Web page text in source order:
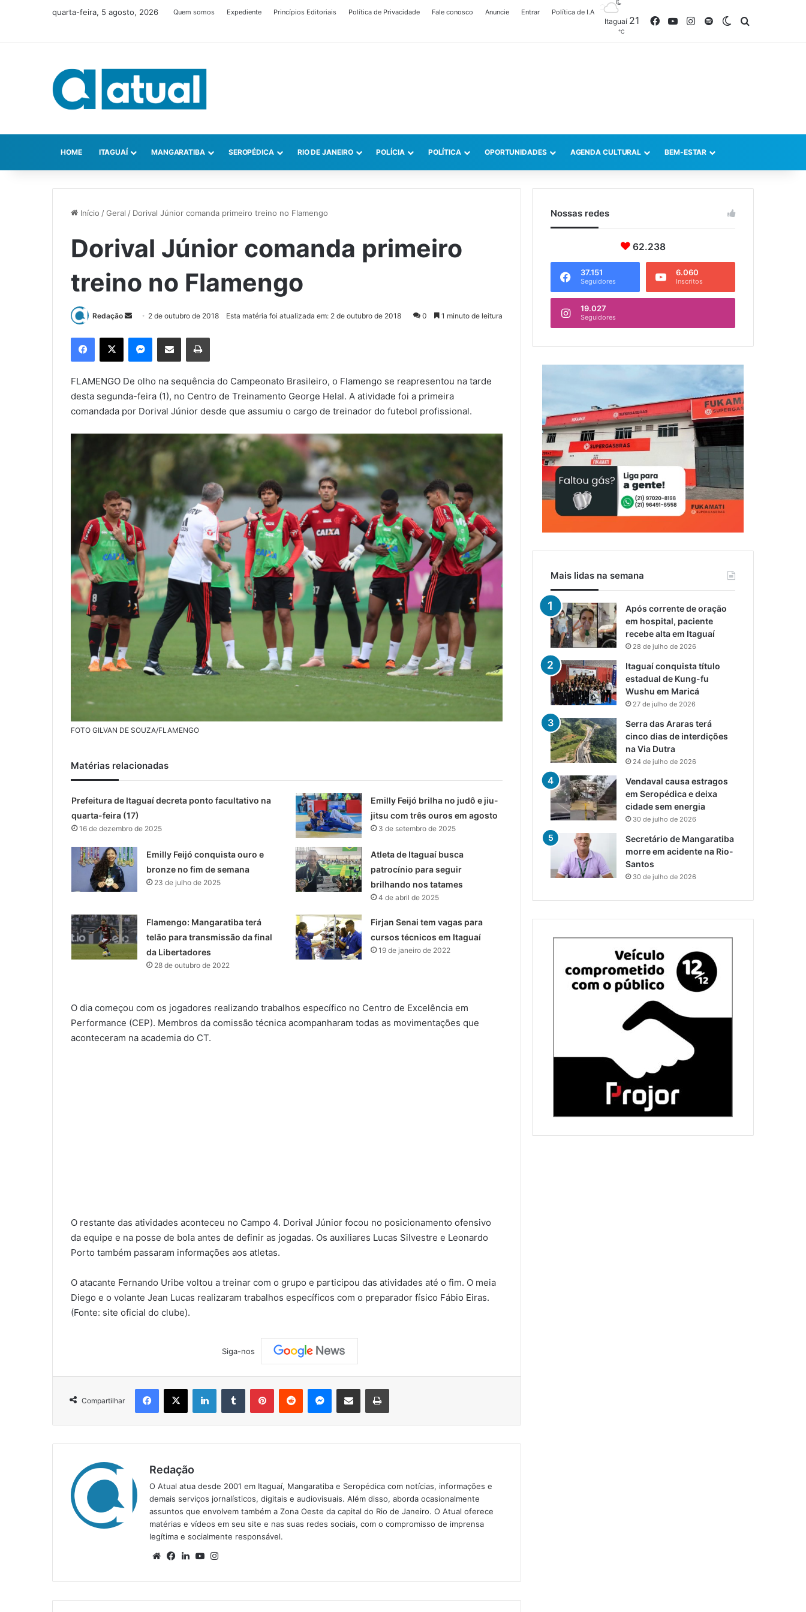
quarta-feira, 5 agosto, 2026 Quem somos Expediente Princípios Editoriais Política de Privacidade Fale conosco Anuncie Entrar Política de I.A
Itaguaí 21
℃
FacebookYouTubeInstagram
SpotifySwitch skin
HOME ITAGUAÍ MANGARATIBA SEROPÉDICA RIO DE JANEIRO POLÍCIA POLÍTICA OPORTUNIDADES AGENDA CULTURAL BEM-ESTAR
Início /Geral / Dorival Júnior comanda primeiro treino no Flamengo
Dorival Júnior comanda primeiro
treino no Flamengo
Redação
u
m
e
2 de outubro de 2018 Esta matéria foi atualizada em: 2 de outubro de 2018 0 1 minuto de leitura
FLAMENGO De olho na sequência do Campeonato Brasileiro, o Flamengo se reapresentou na tarde
desta segunda-feira (1), no Centro de Treinamento George Helal. A atividade foi a primeira
comandada por Dorival Júnior desde que assumiu o cargo de treinador do futebol profissional.
FOTO GILVAN DE SOUZA/FLAMENGO
Matérias relacionadas
Prefeitura de Itaguaí decreta ponto facultativo na
quarta-feira (17)
16 de dezembro de 2025
Emilly Feijó brilha no judô e jiu-
jitsu com três ouros em agosto
3 de setembro de 2025
Emilly Feijó conquista ouro e
bronze no fim de semana
23 de julho de 2025
Atleta de Itaguaí busca
patrocínio para seguir
brilhando nos tatames
4 de abril de 2025
Flamengo: Mangaratiba terá
telão para transmissão da final
da Libertadores
28 de outubro de 2022
Firjan Senai tem vagas para
cursos técnicos em Itaguaí
19 de janeiro de 2022
O dia começou com os jogadores realizando trabalhos específico no Centro de Excelência em
Performance (CEP). Membros da comissão técnica acompanharam todas as movimentações que
aconteceram na academia do CT.
O restante das atividades aconteceu no Campo 4. Dorival Júnior focou no posicionamento ofensivo
da equipe e na posse de bola antes de definir as jogadas. Os auxiliares Lucas Silvestre e Leonardo
Porto também passaram informações aos atletas.
O atacante Fernando Uribe voltou a treinar com o grupo e participou das atividades até o fim. O meia
Diego e o volante Jean Lucas realizaram trabalhos específicos com o preparador físico Fábio Eiras.
(Fonte: site oficial do clube).
Siga-nos
Compartilhar
Redação
O Atual atua desde 2001 em Itaguaí, Mangaratiba e Seropédica com notícias, informações e
demais serviços jornalísticos, digitais e audiovisuais. Além disso, aborda ocasionalmente
assuntos que envolvem também a Zona Oeste da capital do Rio de Janeiro. O Atual oferece
matérias e vídeos em seu site e nas suas redes sociais, com o compromisso de imprensa
legítima e socialmente responsável.
We
te
Fa
bo
ok
Lin
din
Yo
ub
e
ra
m
Nossas redes
62.238
37.151
Seguidores
6.060
Inscritos
19.027
Seguidores
Mais lidas na semana
Após corrente de oração
em hospital, paciente
recebe alta em Itaguaí
28 de julho de 2026
Itaguaí conquista título
estadual de Kung-fu
Wushu em Maricá
27 de julho de 2026
Serra das Araras terá
cinco dias de interdições
na Via Dutra
24 de julho de 2026
Vendaval causa estragos
em Seropédica e deixa
cidade sem energia
30 de julho de 2026
Secretário de Mangaratiba
morre em acidente na Rio-
Santos
30 de julho de 2026